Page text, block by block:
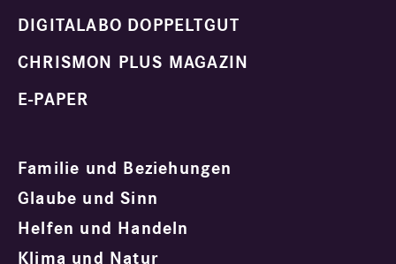
DIGITALABO DOPPELTGUT
CHRISMON PLUS MAGAZIN
E-PAPER
Familie und Beziehungen
Glaube und Sinn
Helfen und Handeln
Klima und Natur